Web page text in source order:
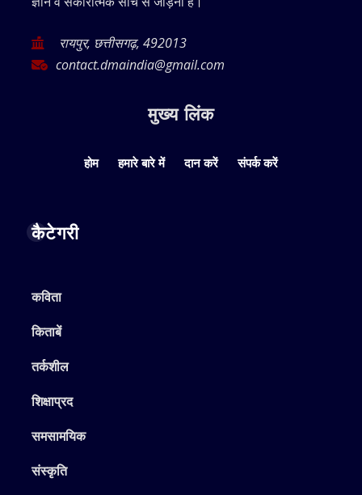
रायपुर, छत्तीसगढ़, 492013
contact.dmaindia@gmail.com
मुख्य लिंक
होम हमारे बारे में दान करें संपर्क करें
कैटेगरी
कविता
किताबें
तर्कशील
शिक्षाप्रद
समसामयिक
संस्कृति